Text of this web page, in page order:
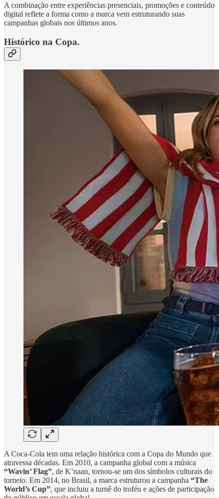
A combinação entre experiências presenciais, promoções e conteúdo
digital reflete a forma como a marca vem estruturando suas
campanhas globais nos últimos anos.
Histórico na Copa.
A Coca-Cola tem uma relação histórica com a Copa do Mundo que
atravessa décadas. Em 2010, a campanha global com a música
“Wavin’ Flag”, de K’naan, tornou-se um dos símbolos culturais do
torneio. Em 2014, no Brasil, a marca estruturou a campanha “The
World’s Cup”, que incluiu a turnê do troféu e ações de participação